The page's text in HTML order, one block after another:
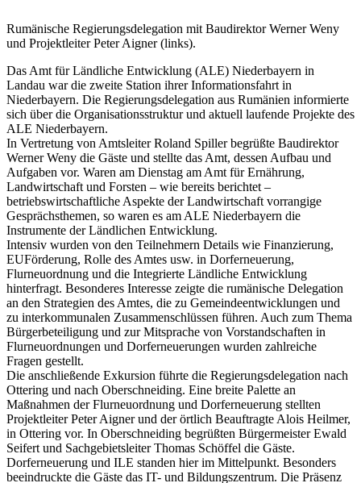
Rumänische Regierungsdelegation mit Baudirektor Werner Weny
und Projektleiter Peter Aigner (links).
Das Amt für Ländliche Entwicklung (ALE) Niederbayern in
Landau war die zweite Station ihrer Informationsfahrt in
Niederbayern. Die Regierungsdelegation aus Rumänien informierte
sich über die Organisationsstruktur und aktuell laufende Projekte des
ALE Niederbayern.
In Vertretung von Amtsleiter Roland Spiller begrüßte Baudirektor
Werner Weny die Gäste und stellte das Amt, dessen Aufbau und
Aufgaben vor. Waren am Dienstag am Amt für Ernährung,
Landwirtschaft und Forsten – wie bereits berichtet –
betriebswirtschaftliche Aspekte der Landwirtschaft vorrangige
Gesprächsthemen, so waren es am ALE Niederbayern die
Instrumente der Ländlichen Entwicklung.
Intensiv wurden von den Teilnehmern Details wie Finanzierung,
EUFörderung, Rolle des Amtes usw. in Dorferneuerung,
Flurneuordnung und die Integrierte Ländliche Entwicklung
hinterfragt. Besonderes Interesse zeigte die rumänische Delegation
an den Strategien des Amtes, die zu Gemeindeentwicklungen und
zu interkommunalen Zusammenschlüssen führen. Auch zum Thema
Bürgerbeteiligung und zur Mitsprache von Vorstandschaften in
Flurneuordnungen und Dorferneuerungen wurden zahlreiche
Fragen gestellt.
Die anschließende Exkursion führte die Regierungsdelegation nach
Ottering und nach Oberschneiding. Eine breite Palette an
Maßnahmen der Flurneuordnung und Dorferneuerung stellten
Projektleiter Peter Aigner und der örtlich Beauftragte Alois Heilmer,
in Ottering vor. In Oberschneiding begrüßten Bürgermeister Ewald
Seifert und Sachgebietsleiter Thomas Schöffel die Gäste.
Dorferneuerung und ILE standen hier im Mittelpunkt. Besonders
beeindruckte die Gäste das IT- und Bildungszentrum. Die Präsenz